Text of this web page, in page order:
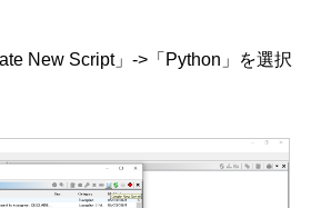
New Script」->「Python」を選択